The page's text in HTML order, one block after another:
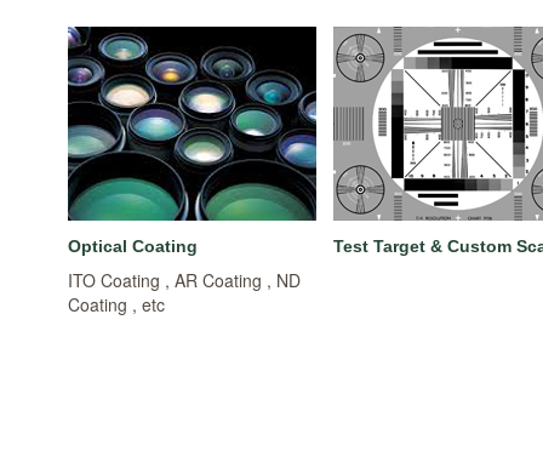
Optical Coating
ITO Coating , AR Coating , ND
Coating , etc
Test Target & Custom